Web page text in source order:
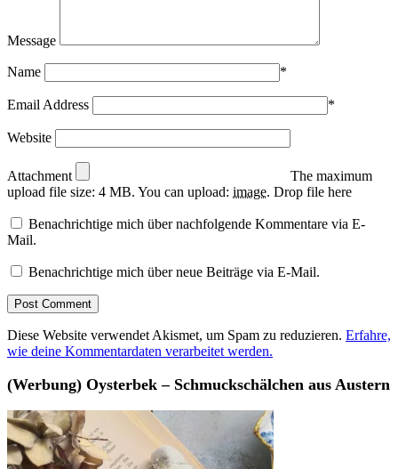
Message
Name *
Email Address *
Website
Attachment
The maximum
upload file size: 4 MB. You can upload: image. Drop file here
Benachrichtige mich über nachfolgende Kommentare via E-
Mail.
Benachrichtige mich über neue Beiträge via E-Mail.
Diese Website verwendet Akismet, um Spam zu reduzieren. Erfahre,
wie deine Kommentardaten verarbeitet werden.
(Werbung) Oysterbek – Schmuckschälchen aus Austern